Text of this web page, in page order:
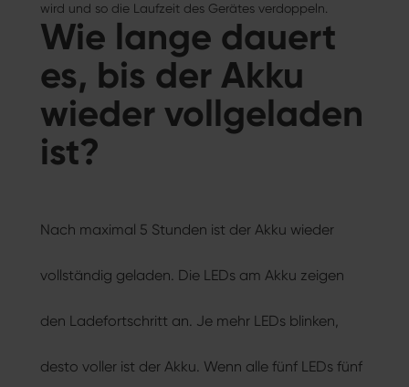
wird und so die Laufzeit des Gerätes verdoppeln.
Wie lange dauert
es, bis der Akku
wieder vollgeladen
ist?
Nach maximal 5 Stunden ist der Akku wieder
vollständig geladen. Die LEDs am Akku zeigen
den Ladefortschritt an. Je mehr LEDs blinken,
desto voller ist der Akku. Wenn alle fünf LEDs fünf